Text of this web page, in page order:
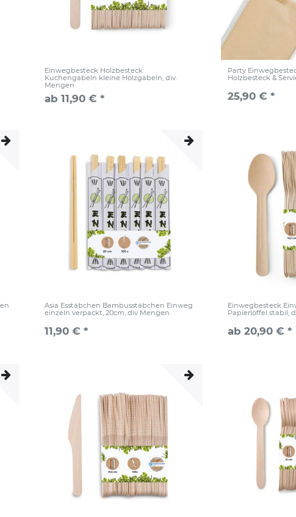
Einwegbesteck Holzbesteck
Kuchengabeln kleine Holzgabeln, div.
Mengen
ab 11,90 € *
Party
Holzbesteck &
25,90 € *
Asia Esstäbchen Bambusstäbchen Einweg
einzeln verpackt, 20cm, div Mengen
11,90 € *
Einwegbesteck
Papierlöffel stabil,
ab 20,90 € *